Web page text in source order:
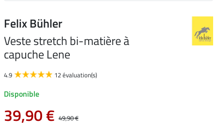
Felix Bühler
Veste stretch bi-matière à
capuche Lene
4.9 12 évaluation(s)
Disponible
39,90 € 49,90 €